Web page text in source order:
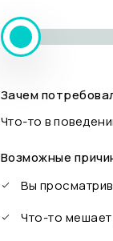
Зачем
Что-то в
Возможные
Вы
Что-то